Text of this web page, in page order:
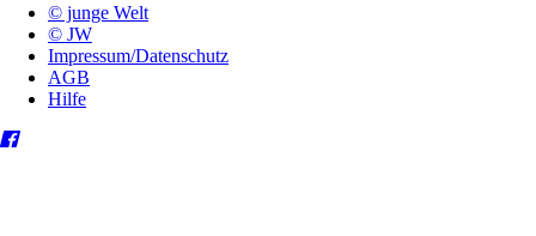
© junge Welt
© JW
Impressum/Datenschutz
AGB
Hilfe